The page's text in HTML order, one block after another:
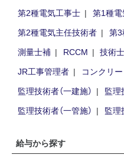
第2種電気工事士
第1種
第2種電気主任技術者
第
測量士補
RCCM 技術士
JR工事管理者
コンクリ
監理技術者（一建施）
監理
監理技術者（一管施）
監理
給与から探す